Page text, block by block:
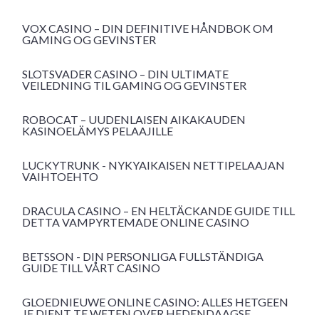
VOX CASINO – DIN DEFINITIVE HÅNDBOK OM
GAMING OG GEVINSTER
SLOTSVADER CASINO – DIN ULTIMATE
VEILEDNING TIL GAMING OG GEVINSTER
ROBOCAT – UUDENLAISEN AIKAKAUDEN
KASINOELÄMYS PELAAJILLE
LUCKYTRUNK - NYKYAIKAISEN NETTIPELAAJAN
VAIHTOEHTO
DRACULA CASINO – EN HELTÄCKANDE GUIDE TILL
DETTA VAMPYRTEMADE ONLINE CASINO
BETSSON - DIN PERSONLIGA FULLSTÄNDIGA
GUIDE TILL VÅRT CASINO
GLOEDNIEUWE ONLINE CASINO: ALLES HETGEEN